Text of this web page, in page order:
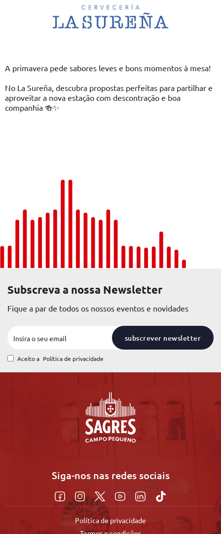
A primavera pede sabores leves e bons momentos à mesa!
No La Sureña, descubra propostas perfeitas para partilhar e
aproveitar a nova estação com descontração e boa
companhia 🍻✨
Subscreva a nossa Newsletter
Fique a par de todos os nossos eventos e novidades
subscrever newsletter
Aceito a Política de privacidade
Siga-nos nas redes sociais
Política de privacidade